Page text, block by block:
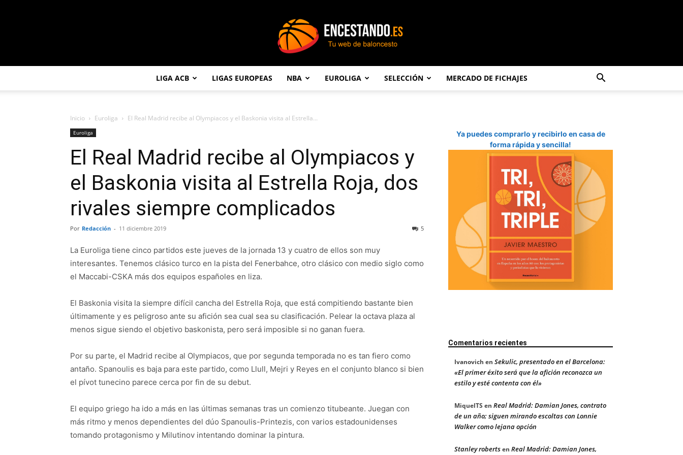
LIGA ACB LIGAS EUROPEAS NBA EUROLIGA SELECCIÓN MERCADO DE FICHAJES
Inicio Euroliga El Real Madrid recibe al Olympiacos y el Baskonia visita al Estrella...
Euroliga
El Real Madrid recibe al Olympiacos y
el Baskonia visita al Estrella Roja, dos
rivales siempre complicados
Por Redacción - 11 diciembre 2019 5
La Euroliga tiene cinco partidos este jueves de la jornada 13 y cuatro de ellos son muy
interesantes. Tenemos clásico turco en la pista del Fenerbahce, otro clásico con medio siglo como
el Maccabi-CSKA más dos equipos españoles en liza.
El Baskonia visita la siempre difícil cancha del Estrella Roja, que está compitiendo bastante bien
últimamente y es peligroso ante su afición sea cual sea su clasificación. Pelear la octava plaza al
menos sigue siendo el objetivo baskonista, pero será imposible si no ganan fuera.
Por su parte, el Madrid recibe al Olympiacos, que por segunda temporada no es tan fiero como
antaño. Spanoulis es baja para este partido, como Llull, Mejri y Reyes en el conjunto blanco si bien
el pívot tunecino parece cerca por fin de su debut.
El equipo griego ha ido a más en las últimas semanas tras un comienzo titubeante. Juegan con
más ritmo y menos dependientes del dúo Spanoulis-Printezis, con varios estadounidenses
tomando protagonismo y Milutinov intentando dominar la pintura.
Ya puedes comprarlo y recibirlo en casa de
forma rápida y sencilla!
Comentarios recientes
Ivanovich en Sekulic, presentado en el Barcelona:
«El primer éxito será que la afición reconozca un
estilo y esté contenta con él»
MiquelTS en Real Madrid: Damian Jones, contrato
de un año; siguen mirando escoltas con Lonnie
Walker como lejana opción
Stanley robertsen Real Madrid: Damian Jones,